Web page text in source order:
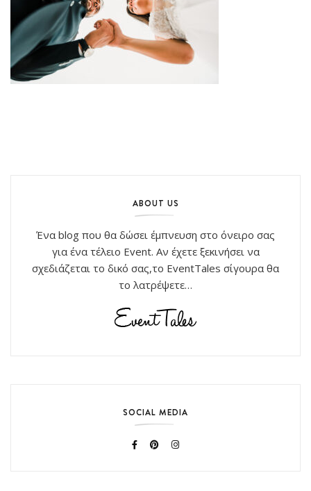
ABOUT US
Ένα blog που θα δώσει έμπνευση στο όνειρο σας
για ένα τέλειο Event. Αν έχετε ξεκινήσει να
σχεδιάζεται το δικό σας,το EventTales σίγουρα θα
το λατρέψετε…
SOCIAL MEDIA